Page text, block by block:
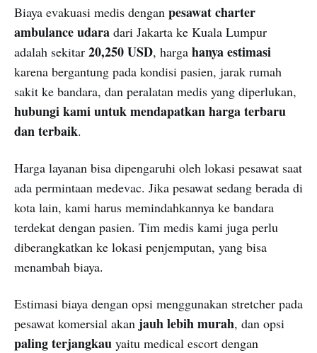
Biaya evakuasi medis dengan pesawat charter
ambulance udara dari Jakarta ke Kuala Lumpur
adalah sekitar 20,250 USD, harga hanya estimasi
karena bergantung pada kondisi pasien, jarak rumah
sakit ke bandara, dan peralatan medis yang diperlukan,
hubungi kami untuk mendapatkan harga terbaru
dan terbaik.
Harga layanan bisa dipengaruhi oleh lokasi pesawat saat
ada permintaan medevac. Jika pesawat sedang berada di
kota lain, kami harus memindahkannya ke bandara
terdekat dengan pasien. Tim medis kami juga perlu
diberangkatkan ke lokasi penjemputan, yang bisa
menambah biaya.
Estimasi biaya dengan opsi menggunakan stretcher pada
pesawat komersial akan jauh lebih murah, dan opsi
paling terjangkau yaitu medical escort dengan